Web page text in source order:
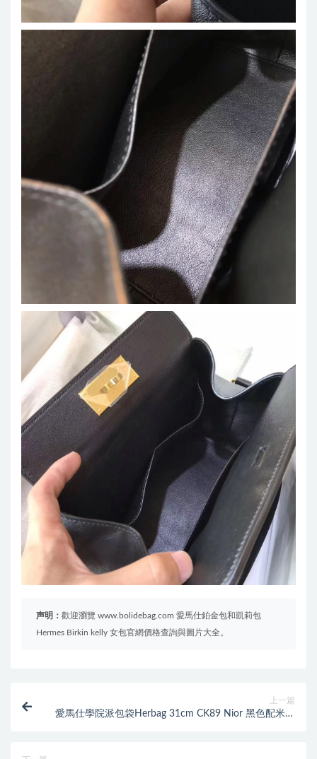
声明： 歡迎瀏覽 www.bolidebag.com 愛馬仕鉑金包和凱莉包
Hermes Birkin kelly 女包官網價格查詢與圖片大全。
上一篇
愛馬仕學院派包袋Herbag 31cm CK89 Nior 黑色配米白